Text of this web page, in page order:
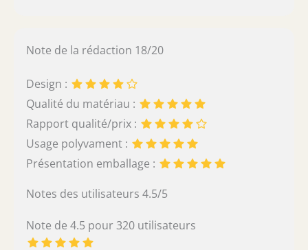
Note de la rédaction 18/20
Design :
Qualité du matériau :
Rapport qualité/prix :
Usage polyvament :
Présentation emballage :
Notes des utilisateurs 4.5/5
Note de 4.5 pour 320 utilisateurs